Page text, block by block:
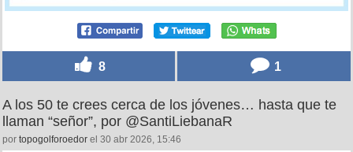
8 1
A los 50 te crees cerca de los jóvenes… hasta que te
llaman “señor”, por @SantiLiebanaR
por topogolforoedor el 30 abr 2026, 15:46